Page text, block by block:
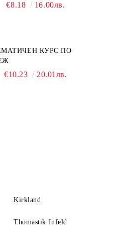
€8.18 16.00лв.
КУРС ПО
€10.23 20.01лв.
Kirkland
Thomastik Infeld